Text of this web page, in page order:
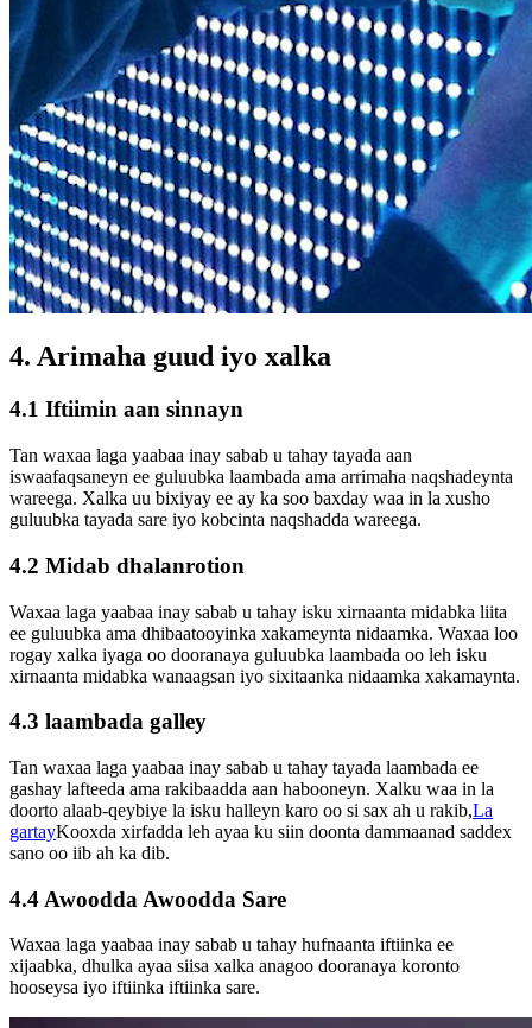
4. Arimaha guud iyo xalka
4.1 Iftiimin aan sinnayn
Tan waxaa laga yaabaa inay sabab u tahay tayada aan
iswaafaqsaneyn ee guluubka laambada ama arrimaha naqshadeynta
wareega. Xalka uu bixiyay ee ay ka soo baxday waa in la xusho
guluubka tayada sare iyo kobcinta naqshadda wareega.
4.2 Midab dhalanrotion
Waxaa laga yaabaa inay sabab u tahay isku xirnaanta midabka liita
ee guluubka ama dhibaatooyinka xakameynta nidaamka. Waxaa loo
rogay xalka iyaga oo dooranaya guluubka laambada oo leh isku
xirnaanta midabka wanaagsan iyo sixitaanka nidaamka xakamaynta.
4.3 laambada galley
Tan waxaa laga yaabaa inay sabab u tahay tayada laambada ee
gashay lafteeda ama rakibaadda aan habooneyn. Xalku waa in la
doorto alaab-qeybiye la isku halleyn karo oo si sax ah u rakib,La
gartayKooxda xirfadda leh ayaa ku siin doonta dammaanad saddex
sano oo iib ah ka dib.
4.4 Awoodda Awoodda Sare
Waxaa laga yaabaa inay sabab u tahay hufnaanta iftiinka ee
xijaabka, dhulka ayaa siisa xalka anagoo dooranaya koronto
hooseysa iyo iftiinka iftiinka sare.